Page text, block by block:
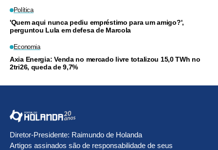
Política
'Quem aqui nunca pediu empréstimo para um amigo?',
perguntou Lula em defesa de Marcola
Economia
Axia Energia: Venda no mercado livre totalizou 15,0 TWh no
2tri26, queda de 9,7%
Diretor-Presidente: Raimundo de Holanda
Artigos assinados são de responsabilidade de seus